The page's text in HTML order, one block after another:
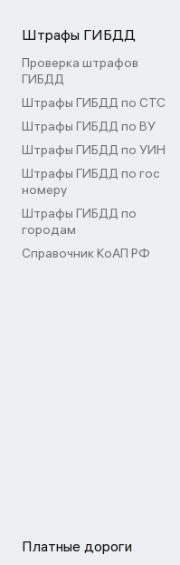
Штрафы ГИБДД
Проверка штрафов
ГИБДД
Штрафы ГИБДД по СТС
Штрафы ГИБДД по ВУ
Штрафы ГИБДД по УИН
Штрафы ГИБДД по гос
номеру
Штрафы ГИБДД по
городам
Справочник КоАП РФ
Платные дороги